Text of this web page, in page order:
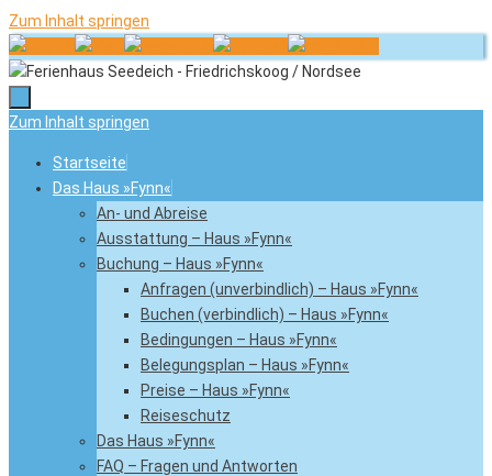
Zum Inhalt springen
Zum Inhalt springen
Startseite
Das Haus »Fynn«
An- und Abreise
Ausstattung – Haus »Fynn«
Buchung – Haus »Fynn«
Anfragen (unverbindlich) – Haus »Fynn«
Buchen (verbindlich) – Haus »Fynn«
Bedingungen – Haus »Fynn«
Belegungsplan – Haus »Fynn«
Preise – Haus »Fynn«
Reiseschutz
Das Haus »Fynn«
FAQ – Fragen und Antworten